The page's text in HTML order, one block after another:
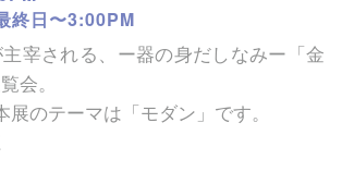
終日〜3:00PM
宰される、ー器の身だしなみー「金
会。
のテーマは「モダン」です。